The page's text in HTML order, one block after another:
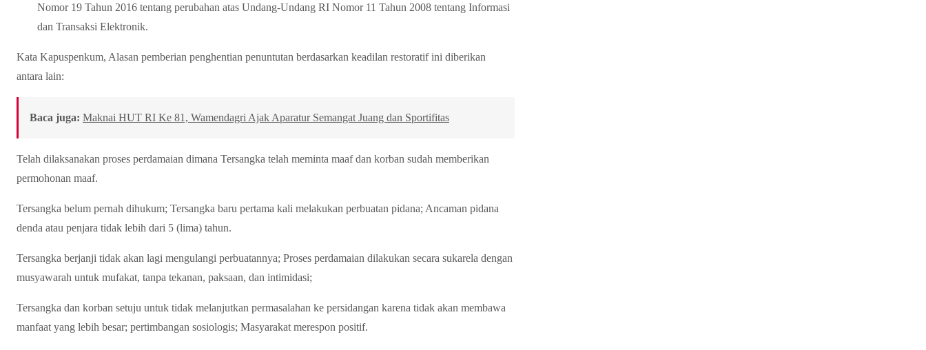
Nomor 19 Tahun 2016 tentang perubahan atas Undang-Undang RI Nomor 11 Tahun 2008 tentang Informasi
dan Transaksi Elektronik.
Kata Kapuspenkum, Alasan pemberian penghentian penuntutan berdasarkan keadilan restoratif ini diberikan
antara lain:
Baca juga: Maknai HUT RI Ke 81, Wamendagri Ajak Aparatur Semangat Juang dan Sportifitas
Telah dilaksanakan proses perdamaian dimana Tersangka telah meminta maaf dan korban sudah memberikan
permohonan maaf.
Tersangka belum pernah dihukum; Tersangka baru pertama kali melakukan perbuatan pidana; Ancaman pidana
denda atau penjara tidak lebih dari 5 (lima) tahun.
Tersangka berjanji tidak akan lagi mengulangi perbuatannya; Proses perdamaian dilakukan secara sukarela dengan
musyawarah untuk mufakat, tanpa tekanan, paksaan, dan intimidasi;
Tersangka dan korban setuju untuk tidak melanjutkan permasalahan ke persidangan karena tidak akan membawa
manfaat yang lebih besar; pertimbangan sosiologis; Masyarakat merespon positif.